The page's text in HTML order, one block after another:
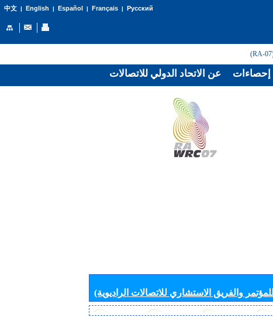
中文| English | Español | Français| Русский
والفريق الاستشاري للاتصالات الراديوية)
عن الاتحاد الدولي للاتصالات إحصاءات